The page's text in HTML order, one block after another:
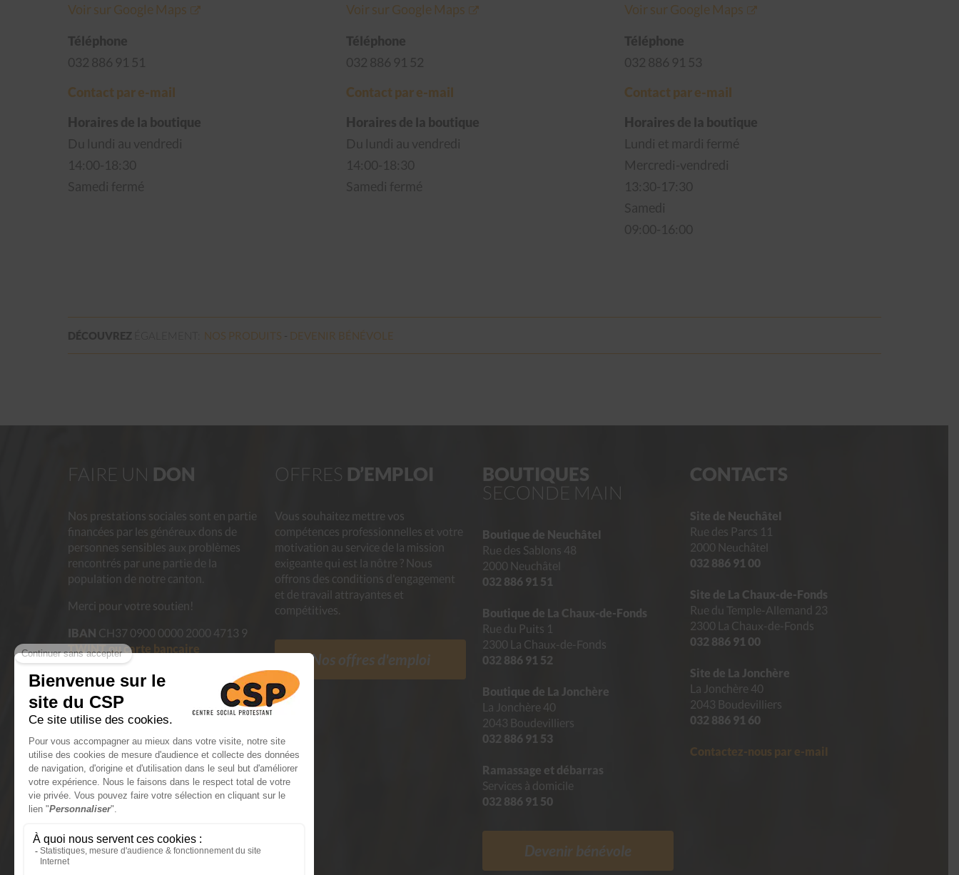
Voir sur Google Maps
Téléphone
032 886 91 51
Contact par e-mail
Horaires de la boutique
Du lundi au vendredi
14:00-18:30
Samedi fermé
Voir sur Google Maps
Téléphone
032 886 91 52
Contact par e-mail
Horaires de la boutique
Du lundi au vendredi
14:00-18:30
Samedi fermé
Voir sur Google Maps
Téléphone
032 886 91 53
Contact par e-mail
Horaires de la boutique
Lundi et mardi fermé
Mercredi-vendredi
13:30-17:30
Samedi
09:00-16:00
DÉCOUVREZ NOS PRODUITS DEVENIR BÉNÉVOLE
FAIRE UN DON
Nos prestations sociales sont en partie
financées par les généreux dons de
personnes sensibles aux problèmes
rencontrés par une partie de la
population de notre canton.
Merci pour votre soutien!
IBAN CH37 0900 0000 2000 4713 9
TWINT ou carte bancaire
Successions et legs
En savoir plus
Dons de meubles et objets en bon
En savoir plus
OFFRES D’EMPLOI
Vous souhaitez mettre vos
compétences professionnelles et votre
motivation au service de la mission
exigeante qui est la nôtre ? Nous
offrons des conditions d'engagement
et de travail attrayantes et
compétitives.
Nos offres d'emploi
BOUTIQUES
SECONDE MAIN
Boutique de Neuchâtel
Rue des Sablons 48
2000 Neuchâtel
032 886 91 51
Boutique de La Chaux-de-Fonds
Rue du Puits 1
2300 La Chaux-de-Fonds
032 886 91 52
Boutique de La Jonchère
La Jonchère 40
2043 Boudevilliers
032 886 91 53
Ramassage et débarras
Services à domicile
032 886 91 50
Devenir bénévole
CONTACTS
Site de Neuchâtel
Rue des Parcs 11
2000 Neuchâtel
032 886 91 00
Site de La Chaux-de-Fonds
Rue du Temple-Allemand 23
2300 La Chaux-de-Fonds
032 886 91 00
Site de La Jonchère
La Jonchère 40
2043 Boudevilliers
032 886 91 60
Contactez-nous par e-mail